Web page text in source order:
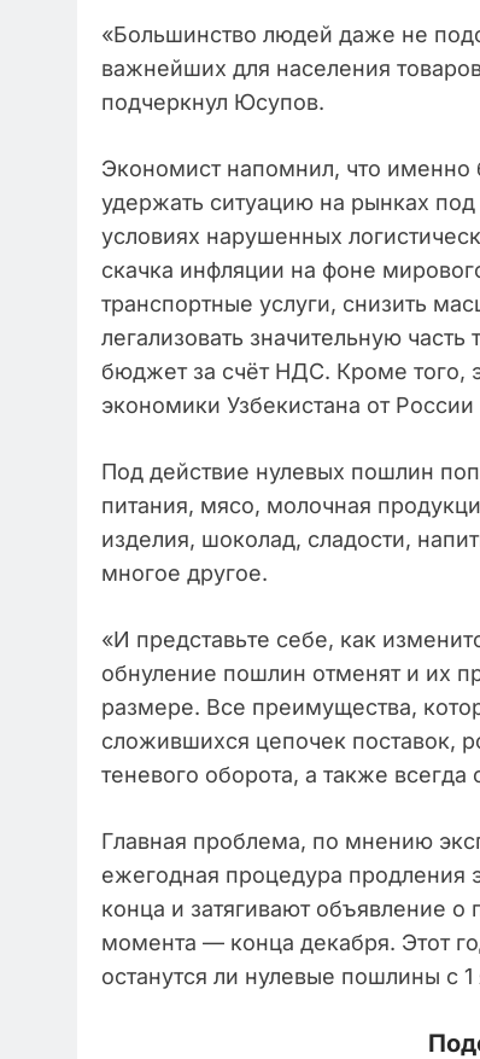
«Большинство людей даже не
важнейших для населения
подчеркнул Юсупов.
Экономист напомнил, что именно
удержать ситуацию на рынках
условиях нарушенных
скачка инфляции на фоне
транспортные услуги, снизить
легализовать значительную
бюджет за счёт НДС. Кроме того,
экономики Узбекистана от
Под действие нулевых пошлин
питания, мясо, молочная
изделия, шоколад, сладости,
многое другое.
«И представьте себе, как
обнуление пошлин отменят и их
размере. Все преимущества,
сложившихся цепочек поставок,
теневого оборота, а также
Главная проблема, по мнению
ежегодная процедура продления
конца и затягивают объявление
момента — конца декабря. Этот
останутся ли нулевые пошлины с